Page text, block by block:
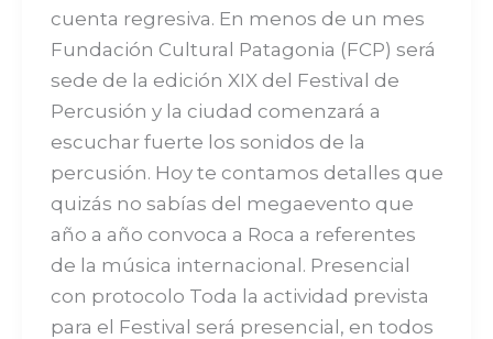
cuenta regresiva. En menos de un mes
Fundación Cultural Patagonia (FCP) será
sede de la edición XIX del Festival de
Percusión y la ciudad comenzará a
escuchar fuerte los sonidos de la
percusión. Hoy te contamos detalles que
quizás no sabías del megaevento que
año a año convoca a Roca a referentes
de la música internacional. Presencial
con protocolo Toda la actividad prevista
para el Festival será presencial, en todos